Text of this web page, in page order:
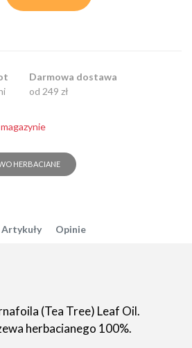
Darmowa dostawa
od 249 zł
HERBACIANE
Artykuły Opinie
(Tea Tree) Leaf Oil.
herbacianego 100%.